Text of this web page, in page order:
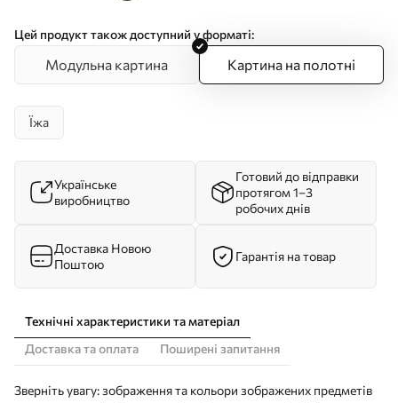
Цей продукт також доступний у форматі:
Модульна картина Картина на полотні
Їжа
Українське
виробництво
Готовий до відправки
протягом 1–3
робочих днів
Доставка Новою
Поштою
Гарантія на товар
Технічні характеристики та матеріал
Доставка та оплата
Поширені запитання
Зверніть увагу: зображення та кольори зображених предметів